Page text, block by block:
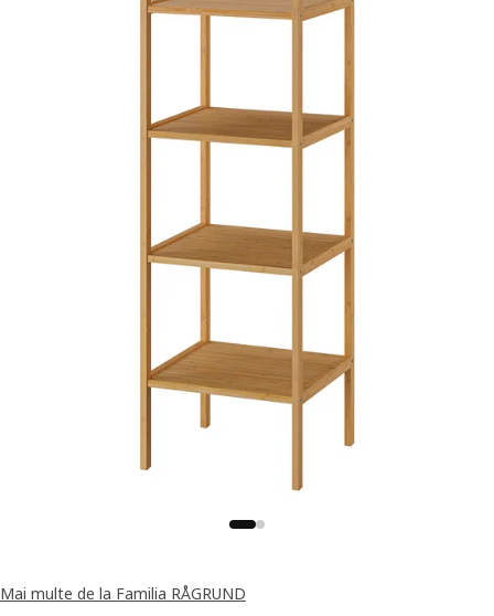
Mai multe de la Familia RÅGRUND